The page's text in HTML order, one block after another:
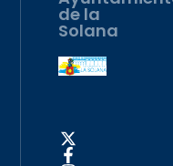
de la
Solana